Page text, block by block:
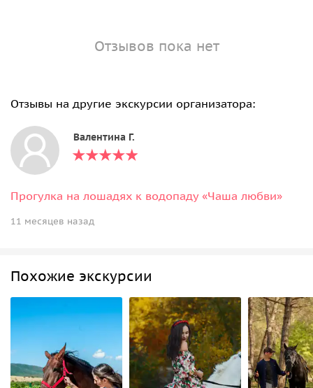
Отзывов пока нет
Отзывы на другие экскурсии организатора:
Валентина Г.
Прогулка на лошадях к водопаду «Чаша любви»
11 месяцев назад
Похожие экскурсии